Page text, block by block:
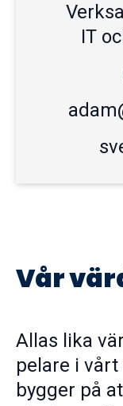
IT
Vår
Allas lika
pelare i
bygger på